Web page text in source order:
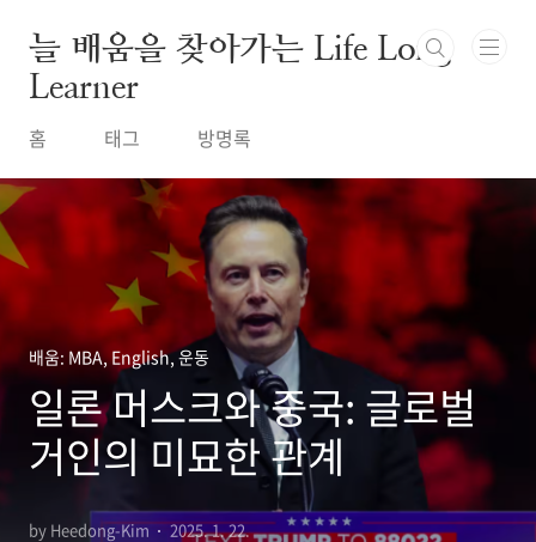
늘 배움을 찾아가는 Life Long
Learner
홈 태그 방명록
배움: MBA, English, 운동
일론 머스크와 중국: 글로벌
거인의 미묘한 관계
by Heedong-Kim 2025. 1. 22.